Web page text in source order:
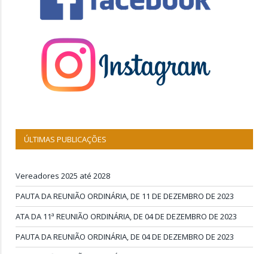
ÚLTIMAS PUBLICAÇÕES
Vereadores 2025 até 2028
PAUTA DA REUNIÃO ORDINÁRIA, DE 11 DE DEZEMBRO DE 2023
ATA DA 11ª REUNIÃO ORDINÁRIA, DE 04 DE DEZEMBRO DE 2023
PAUTA DA REUNIÃO ORDINÁRIA, DE 04 DE DEZEMBRO DE 2023